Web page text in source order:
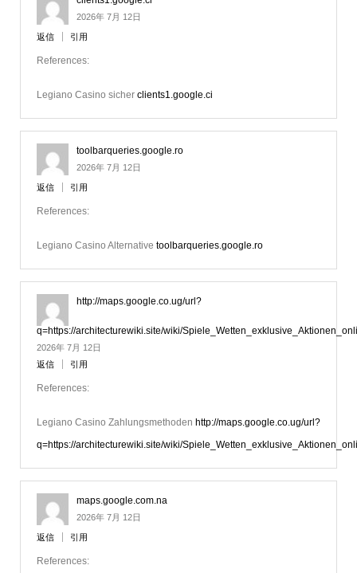
2026年 7月 12日
返信 引用
References:
Legiano Casino sicher clients1.google.ci
toolbarqueries.google.ro
2026年 7月 12日
返信 引用
References:
Legiano Casino Alternative toolbarqueries.google.ro
http://maps.google.co.ug/url?
q=https://architecturewiki.site/wiki/
2026年 7月 12日
返信
引用
References:
Legiano Casino Zahlungsmethoden http://maps.google.co.ug/url?
q=https://architecturewiki.site/wiki/
maps.google.com.na
2026年 7月 12日
返信 引用
References: